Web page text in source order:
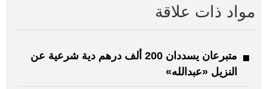
مواد ذات علاقة
متبرعان يسددان 200 ألف درهم دية شرعية عن
النزيل «عبدالله»